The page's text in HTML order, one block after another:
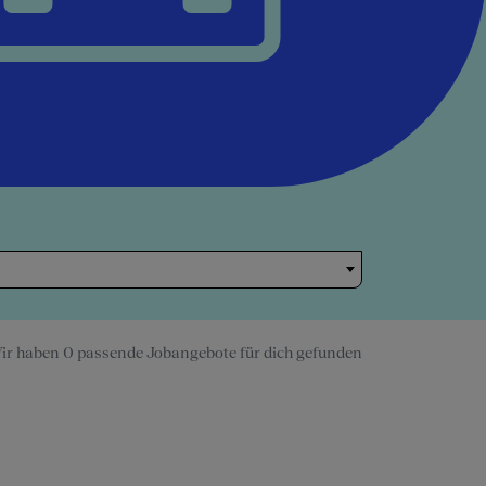
haben 0 passende Jobangebote für dich gefunden